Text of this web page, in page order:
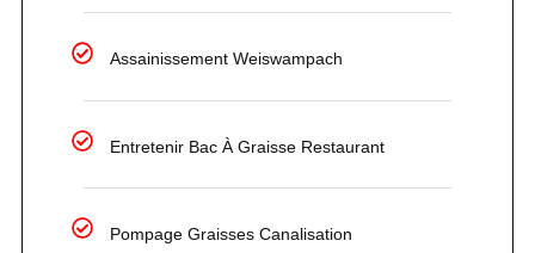
Assainissement Weiswampach
Entretenir Bac À Graisse Restaurant
Pompage Graisses Canalisation